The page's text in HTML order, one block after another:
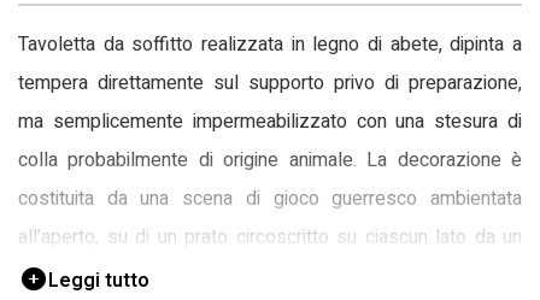
Tavoletta da soffitto realizzata in legno di abete, dipinta a
tempera direttamente sul supporto privo di preparazione,
ma semplicemente impermeabilizzato con una stesura di
colla probabilmente di origine animale. La decorazione è
costituita da una scena di gioco guerresco ambientata
all’aperto, su di un prato circoscritto su ciascun lato da un
alberello, che ha per protagonisti due gentiluomini che si
Leggi tutto